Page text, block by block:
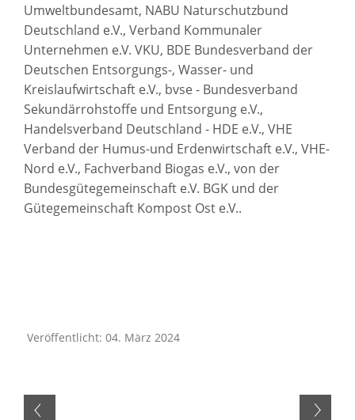
Umweltbundesamt, NABU Naturschutzbund
Deutschland e.V., Verband Kommunaler
Unternehmen e.V. VKU, BDE Bundesverband der
Deutschen Entsorgungs-, Wasser- und
Kreislaufwirtschaft e.V., bvse - Bundesverband
Sekundärrohstoffe und Entsorgung e.V.,
Handelsverband Deutschland - HDE e.V., VHE
Verband der Humus-und Erdenwirtschaft e.V., VHE-
Nord e.V., Fachverband Biogas e.V., von der
Bundesgütegemeinschaft e.V. BGK und der
Gütegemeinschaft Kompost Ost e.V..
Veröffentlicht: 04. März 2024